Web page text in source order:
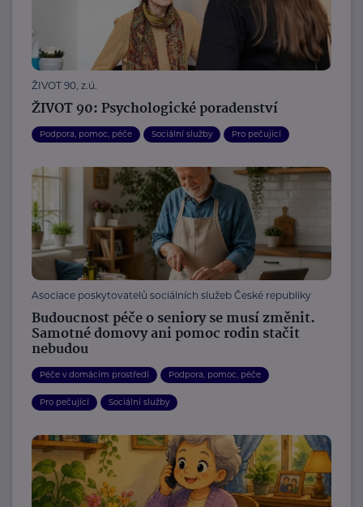
ŽIVOT 90, z.ú.
ŽIVOT 90: Psychologické poradenství
Podpora, pomoc, péče Sociální služby Pro pečující
Asociace poskytovatelů sociálních služeb České republiky
Budoucnost péče o seniory se musí změnit.
Samotné domovy ani pomoc rodin stačit
nebudou
Péče v domácím prostředí Podpora, pomoc, péče
Pro pečující Sociální služby